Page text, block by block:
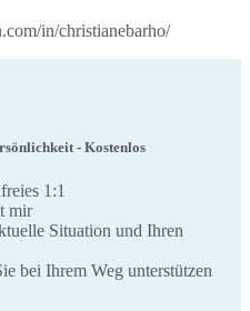
in/christianebarho/
- Kostenlos
1:1
mir
Situation und Ihren
bei Ihrem Weg unterstützen